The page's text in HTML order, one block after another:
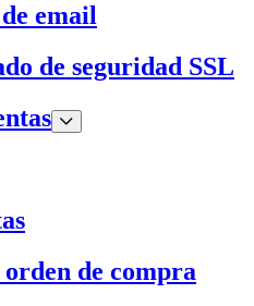
email
de seguridad SSL
de compra